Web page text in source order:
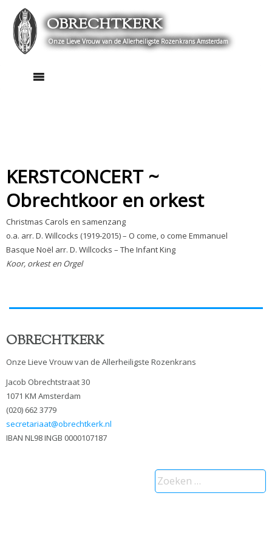
content
OBRECHTKERK
Onze Lieve Vrouw van de Allerheiligste Rozenkrans Amsterdam
KERSTCONCERT ~
Obrechtkoor en orkest
Christmas Carols en samenzang
o.a. arr. D. Willcocks (1919-2015) – O come, o come Emmanuel
Basque Noël arr. D. Willcocks – The Infant King
Koor, orkest en Orgel
OBRECHTKERK
Onze Lieve Vrouw van de Allerheiligste Rozenkrans
Jacob Obrechtstraat 30
1071 KM Amsterdam
(020) 662 3779
secretariaat@obrechtkerk.nl
IBAN NL98 INGB 0000107187
Zoeken
naar: